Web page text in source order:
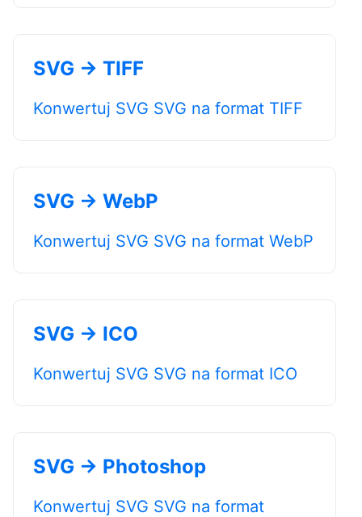
SVG → TIFF
Konwertuj SVG SVG na format TIFF
SVG → WebP
Konwertuj SVG SVG na format WebP
SVG → ICO
Konwertuj SVG SVG na format ICO
SVG → Photoshop
Konwertuj SVG SVG na format